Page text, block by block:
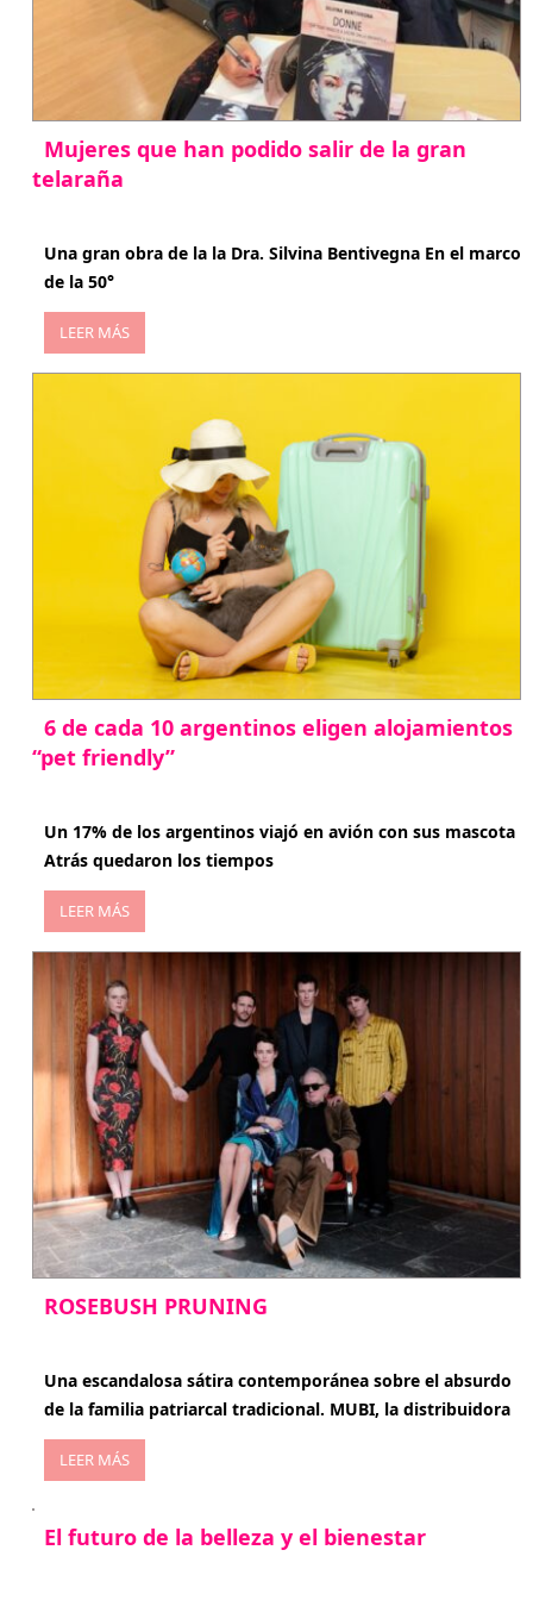
Mujeres que han podido salir de la gran
telaraña
Una gran obra de la la Dra. Silvina Bentivegna En el marco
de la 50°
LEER MÁS
6 de cada 10 argentinos eligen alojamientos
“pet friendly”
Un 17% de los argentinos viajó en avión con sus mascota
Atrás quedaron los tiempos
LEER MÁS
ROSEBUSH PRUNING
Una escandalosa sátira contemporánea sobre el absurdo
de la familia patriarcal tradicional. MUBI, la distribuidora
LEER MÁS
El futuro de la belleza y el bienestar